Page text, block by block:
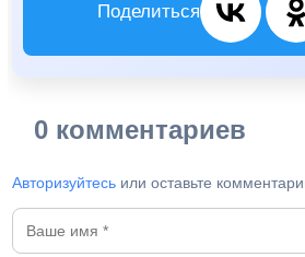
Поделиться
0 комментариев
Авторизуйтесь или оставьте